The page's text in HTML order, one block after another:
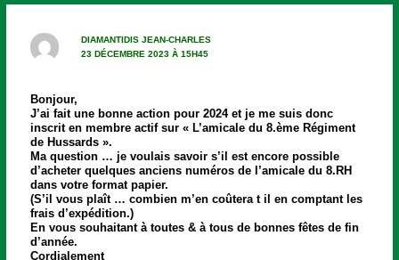
DIAMANTIDIS JEAN-CHARLES
23 DÉCEMBRE 2023 À 15H45
Bonjour,
J’ai fait une bonne action pour 2024 et je me suis donc
inscrit en membre actif sur « L’amicale du 8.ème Régiment
de Hussards ».
Ma question … je voulais savoir s’il est encore possible
d’acheter quelques anciens numéros de l’amicale du 8.RH
dans votre format papier.
(S’il vous plaît … combien m’en coûtera t il en comptant les
frais d’expédition.)
En vous souhaitant à toutes & à tous de bonnes fêtes de fin
d’année.
Cordialement